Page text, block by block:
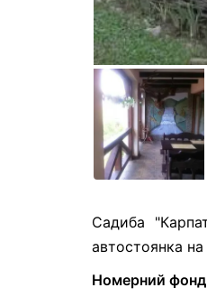
Садиба
автостоянка
Номерний фонд